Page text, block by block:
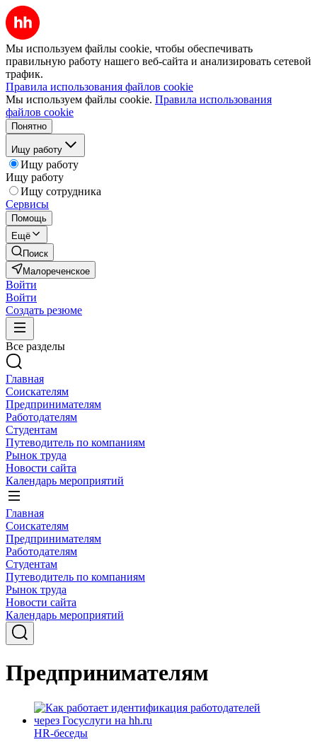
Мы используем файлы cookie, чтобы обеспечивать
правильную работу нашего веб-сайта и анализировать сетевой
трафик.
Правила использования файлов cookie
Мы используем файлы cookie. Правила использования
файлов cookie
Понятно
Ищу работу
Ищу работу
Ищу работу
Ищу сотрудника
Сервисы
Помощь
Ещё
Поиск
Малореченское
Войти
Войти
Создать резюме
Все разделы
Главная
Соискателям
Предпринимателям
Работодателям
Студентам
Путеводитель по компаниям
Рынок труда
Новости сайта
Календарь мероприятий
Главная
Соискателям
Предпринимателям
Работодателям
Студентам
Путеводитель по компаниям
Рынок труда
Новости сайта
Календарь мероприятий
Предпринимателям
HR-беседы